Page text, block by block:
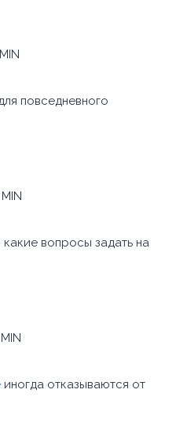
повседневного
вопросы задать на
иногда отказываются от